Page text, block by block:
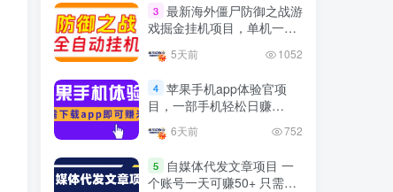
质博主！
4年前 1.5W+人已阅读
网易云音乐黑胶会员，三个
官方免费领取教程，最高可
领1年
4年前 1.4W+人已阅读
十大电脑挂机赚钱
4年前 1.2W+人已阅读
TOP5
3 最新海外僵尸防御之战游
戏掘金挂机项目，单机一天
5天前 1052
4 苹果手机app体验官项
目，一部手机轻松日赚
载安装app即可获取高额收
益
6天前 752
5
自媒体代发文章项目 一
个账号一天可赚50+ 只需动